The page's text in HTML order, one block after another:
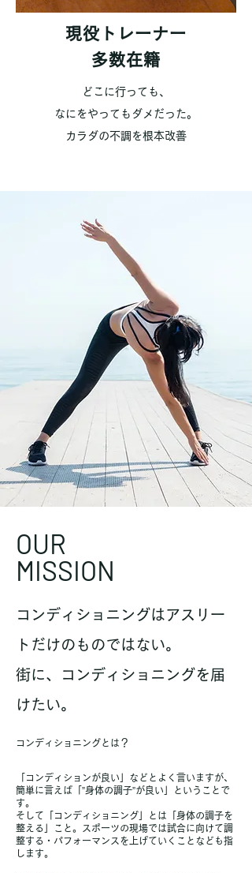
現役トレーナー
​多数在籍
どこに行っても、
なにをやってもダメだった。
​カラダの不調を根本改善
OUR
MISSION
コンディショニングはアスリー
トだけのものではない。
​街に、コンディショニングを届
けたい。
コンディショニングとは？
「コンディションが良い」などとよく言いますが、
簡単に言えば「”身体の調子”が良い」ということで
す。
そして「コンディショニング」とは「身体の調子を
整える」こと。スポーツの現場では試合に向けて調
整する・パフォーマンスを上げていくことなども指
します。